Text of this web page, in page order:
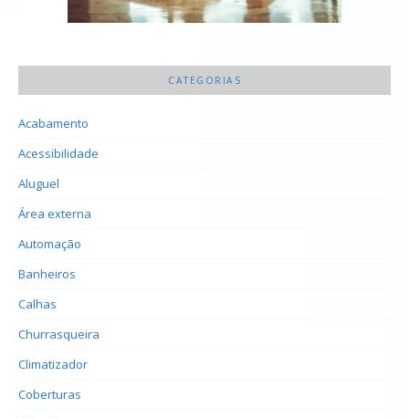
CATEGORIAS
Acabamento
Acessibilidade
Aluguel
Área externa
Automação
Banheiros
Calhas
Churrasqueira
Climatizador
Coberturas